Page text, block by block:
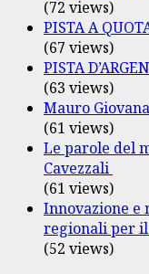
(72 views)
PISTA A
(67 views)
PISTA
(63 views)
Mauro
(61 views)
Le parole del
Cavezzali
(61 views)
Innovazione e
regionali per il
(52 views)